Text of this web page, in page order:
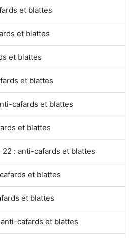
et blattes
et blattes
et blattes
et blattes
cafards et blattes
et blattes
: anti-cafards et blattes
et blattes
et blattes
cafards et blattes